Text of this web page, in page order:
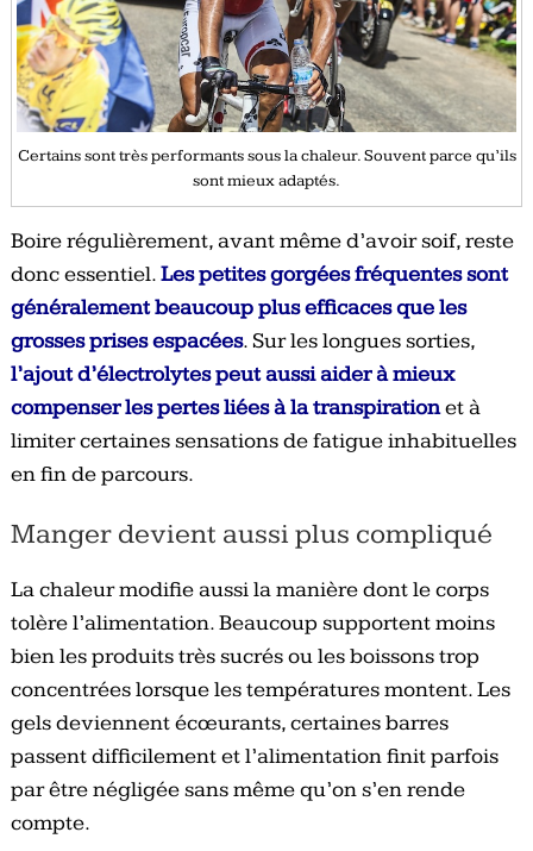
Certains sont très performants sous la chaleur. Souvent parce qu’ils
sont mieux adaptés.
Boire régulièrement, avant même d’avoir soif, reste
donc essentiel.Les petites gorgées fréquentes sont
généralement beaucoup plus efficaces que les
grosses prises espacées. Sur les longues sorties,
l’ajout d’électrolytes peut aussi aider à mieux
compenser les pertes liées à la transpirationet à
limiter certaines sensations de fatigue inhabituelles
en fin de parcours.
Manger devient aussi plus compliqué
La chaleur modifie aussi la manière dont le corps
tolère l’alimentation. Beaucoup supportent moins
bien les produits très sucrés ou les boissons trop
concentrées lorsque les températures montent. Les
gels deviennent écœurants, certaines barres
passent difficilement et l’alimentation finit parfois
par être négligée sans même qu’on s’en rende
compte.